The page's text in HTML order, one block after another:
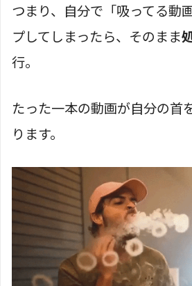
つまり、自分で「吸ってる動
プしてしまったら、そのまま
行。
たった一本の動画が自分の首
ります。